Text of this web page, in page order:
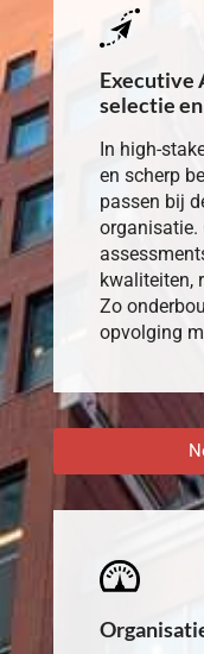
Executive
selectie
In high-
en scherp
passen bij
organisatie.
kwaliteiten,
Zo
opvolging